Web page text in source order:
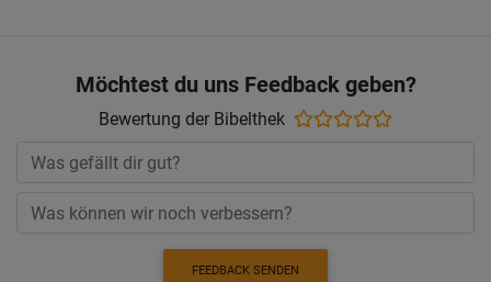
Möchtest du uns Feedback geben?
Bewertung der Bibelthek
FEEDBACK SENDEN